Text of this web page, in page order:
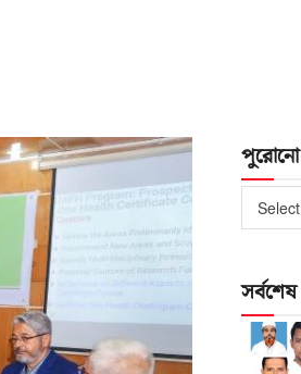
পুরোনো
পুরোনো
সংখ্যা
সর্বশেষ